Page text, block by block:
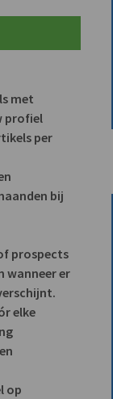
met
profiel
per
bij
prospects
wanneer er
elke
op